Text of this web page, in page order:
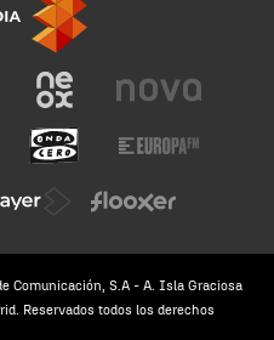
Comunicación, S.A - A. Isla Graciosa
Reservados todos los derechos